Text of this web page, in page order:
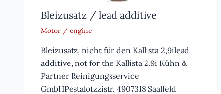
Bleizusatz / lead additive
Motor / engine
Bleizusatz, nicht für den Kallista 2,9ilead
additive, not for the Kallista 2.9i Kühn &
Partner Reinigungsservice
GmbHPestalotzzistr. 4907318 Saalfeld